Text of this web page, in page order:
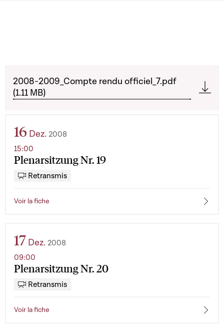
2008-2009_Compte rendu officiel_7.pdf
(1.11 MB)
16 Dez. 2008
Plenarsitzung Nr. 19
15:00
Retransmis
Voir la fiche
17 Dez. 2008
Plenarsitzung Nr. 20
09:00
Retransmis
Voir la fiche